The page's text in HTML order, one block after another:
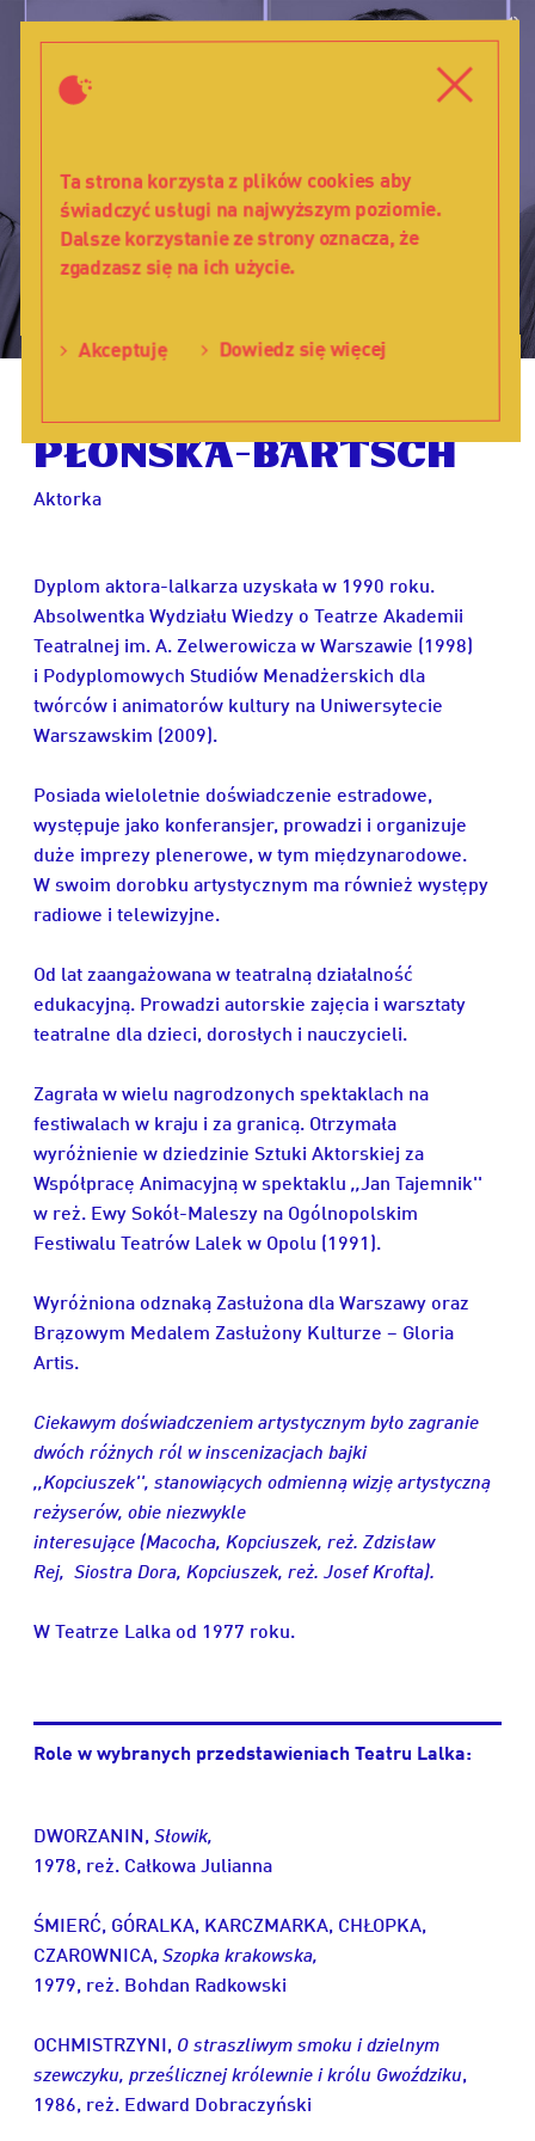
Ta strona korzysta z plików cookies aby
świadczyć usługi na najwyższym poziomie.
Dalsze korzystanie ze strony oznacza, że
zgadzasz się na ich użycie.
Akceptuję Dowiedz się więcej
Menu
Płońska-
Bartsch
Mirosława
Płońska-Bartsch
Aktorka
Dyplom aktora-lalkarza uzyskała w 1990 roku.
Absolwentka Wydziału Wiedzy o Teatrze Akademii
Teatralnej im. A. Zelwerowicza w Warszawie (1998)
i Podyplomowych Studiów Menadżerskich dla
twórców i animatorów kultury na Uniwersytecie
Warszawskim (2009).
Posiada wieloletnie doświadczenie estradowe,
występuje jako konferansjer, prowadzi i organizuje
duże imprezy plenerowe, w tym międzynarodowe.
W swoim dorobku artystycznym ma również występy
radiowe i telewizyjne.
Od lat zaangażowana w teatralną działalność
edukacyjną. Prowadzi autorskie zajęcia i warsztaty
teatralne dla dzieci, dorosłych i nauczycieli.
Zagrała w wielu nagrodzonych spektaklach na
festiwalach w kraju i za granicą. Otrzymała
wyróżnienie w dziedzinie Sztuki Aktorskiej za
Współpracę Animacyjną w spektaklu ,,Jan Tajemnik''
w reż. Ewy Sokół-Maleszy na Ogólnopolskim
Festiwalu Teatrów Lalek w Opolu (1991).
Wyróżniona odznaką Zasłużona dla Warszawy oraz
Brązowym Medalem Zasłużony Kulturze − Gloria
Artis.
Ciekawym doświadczeniem artystycznym było zagranie
dwóch różnych ról w inscenizacjach bajki
,,Kopciuszek'', stanowiących odmienną wizję artystyczną
reżyserów, obie niezwykle
interesujące (Macocha, Kopciuszek, reż. Zdzisław
Rej, Siostra Dora, Kopciuszek, reż. Josef Krofta).
W Teatrze Lalka od 1977 roku.
Role w wybranych przedstawieniach Teatru Lalka:
DWORZANIN, Słowik,
1978, reż. Całkowa Julianna
ŚMIERĆ, GÓRALKA, KARCZMARKA, CHŁOPKA,
CZAROWNICA, Szopka krakowska,
1979, reż. Bohdan Radkowski
OCHMISTRZYNI, O straszliwym smoku i dzielnym
szewczyku, prześlicznej królewnie i królu Gwoździku,
1986, reż. Edward Dobraczyński